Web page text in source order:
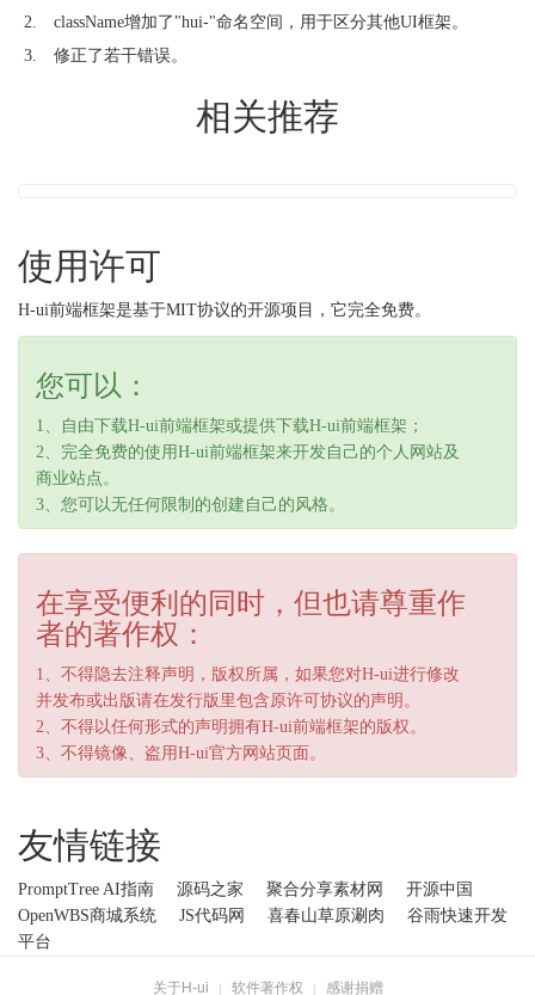
className增加了"hui-"命名空间，用于区分其他UI框架。
修正了若干错误。
相关推荐
使用许可
H-ui前端框架是基于MIT协议的开源项目，它完全免费。
您可以：
1、自由下载H-ui前端框架或提供下载H-ui前端框架；
2、完全免费的使用H-ui前端框架来开发自己的个人网站及
商业站点。
3、您可以无任何限制的创建自己的风格。
在享受便利的同时，但也请尊重作
者的著作权：
1、不得隐去注释声明，版权所属，如果您对H-ui进行修改
并发布或出版请在发行版里包含原许可协议的声明。
2、不得以任何形式的声明拥有H-ui前端框架的版权。
3、不得镜像、盗用H-ui官方网站页面。
友情链接
PromptTree AI指南 源码之家 聚合分享素材网
开源中国
OpenWBS商城系统
JS代码网 喜春山草原涮肉
谷雨快速开发
平台
关于H-ui | 软件著作权 | 感谢捐赠